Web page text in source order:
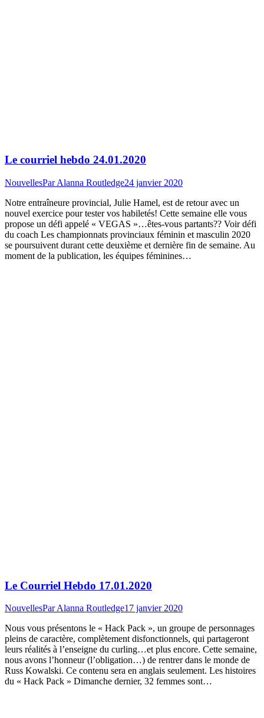
Le courriel hebdo 24.01.2020
NouvellesParAlanna Routledge24 janvier 2020
Notre entraîneure provincial, Julie Hamel, est de retour avec un
nouvel exercice pour tester vos habiletés! Cette semaine elle vous
propose un défi appelé « VEGAS »…êtes-vous partants?? Voir défi
du coach Les championnats provinciaux féminin et masculin 2020
se poursuivent durant cette deuxième et dernière fin de semaine. Au
moment de la publication, les équipes féminines…
Le Courriel Hebdo 17.01.2020
NouvellesParAlanna Routledge17 janvier 2020
Nous vous présentons le « Hack Pack », un groupe de personnages
pleins de caractère, complètement disfonctionnels, qui partageront
leurs réalités à l’enseigne du curling…et plus encore. Cette semaine,
nous avons l’honneur (l’obligation…) de rentrer dans le monde de
Russ Kowalski. Ce contenu sera en anglais seulement. Les histoires
du « Hack Pack » Dimanche dernier, 32 femmes sont…